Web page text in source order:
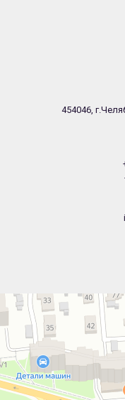
454046,
Челябинск
Новороссийская улица, 122 —